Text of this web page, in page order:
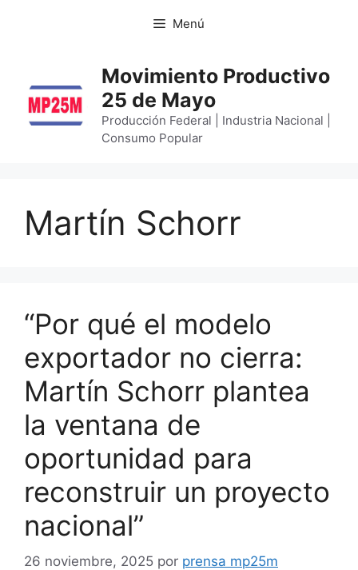
Menú
Movimiento Productivo
25 de Mayo
Producción Federal | Industria Nacional |
Consumo Popular
Martín Schorr
“Por qué el modelo
exportador no cierra:
Martín Schorr plantea
la ventana de
oportunidad para
reconstruir un proyecto
nacional”
26 noviembre, 2025 por prensa mp25m